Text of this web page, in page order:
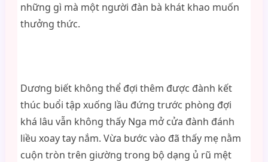
những gì mà một người đàn bà khát khao muốn
thưởng thức.
Dương biết không thể đợi thêm được đành kết
thúc buổi tập xuống lầu đứng trước phòng đợi
khá lâu vẫn không thấy Nga mở cửa đành đánh
liều xoay tay nắm. Vừa bước vào đã thấy mẹ nằm
cuộn tròn trên giường trong bộ dạng ủ rũ mệt